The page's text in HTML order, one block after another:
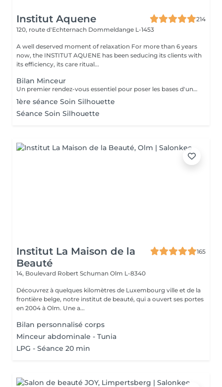
Institut Aquene
214
120, route d'Echternach Dommeldange L-1453
A well deserved moment of relaxation For more than 6 years
now, the INSTITUT AQUENE has been seducing its clients with
its efficiency, its care ritual...
Bilan Minceur
Un premier rendez-vous essentiel pour poser les bases d'un accompagnement efficace et personnalisé. Lors de ce bilan, nous analysons votre morphologie, vos habitudes, votre hygiène de vie et vos objectifs. Cela nous permet de comprendre les causes profondes de vos difficultés et de définir ensemble un programme adapté : soins, fréquence, conseils, cosmétique, hygiène de vie. Objectif : construire un plan minceur global, réaliste et efficace, en lien avec votre corps et vos besoins.
1ère séance Soin Silhouette
Séance Soin Silhouette
Institut La Maison de la
Beauté
165
14, Boulevard Robert Schuman Olm L-8340
Découvrez à quelques kilomètres de Luxembourg ville et de la
frontière belge, notre institut de beauté, qui a ouvert ses portes
en 2004 à Olm. Une a...
Bilan personnalisé corps
Minceur abdominale - Tunia
LPG - Séance 20 min